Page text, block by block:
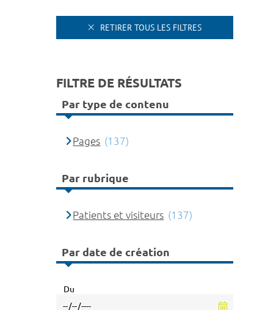
RETIRER TOUS LES FILTRES
FILTRE DE RÉSULTATS
Par type de contenu
Pages (137)
Par rubrique
Patients et visiteurs (137)
Par date de création
Du